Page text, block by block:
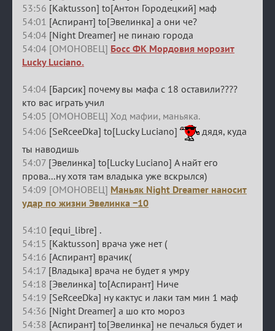
53:56 [Kaktusson] to[Антон Городецкий] маф
54:01 [Аспирант] to[Эвелинка] а они че?
54:04 [Night Dreamer] не пинаю города
54:04 [ОМОНОВЕЦ] Босс ФК Мордовия морозит
Lucky Luciano.
54:04 [Барсик] почему вы мафа с 18 оставили????
кто вас играть учил
54:05 [ОМОНОВЕЦ] Ход мафии, маньяка.
54:06 [SeRceeDka] to[Lucky Luciano]
дядя, куда
ты наводишь
54:07 [Эвелинка] to[Lucky Luciano] А найт его
прова...ну хотя там владыка уже вскрылся)
54:09 [ОМОНОВЕЦ] Маньяк Night Dreamer наносит
удар по жизни Эвелинка −10
54:10 [equi_libre] .
54:15 [Kaktusson] врача уже нет (
54:16 [Аспирант] врачик(
54:17 [Владыка] врача не будет я умру
54:18 [Эвелинка] to[Аспирант] Ниче
54:19 [SeRceeDka] ну кактус и лаки там мин 1 маф
54:36 [Night Dreamer] а шо кто мороз
54:38 [Аспирант] to[Эвелинка] не печалься будет и